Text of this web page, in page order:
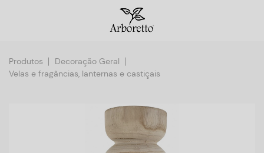
Produtos
Decoração Geral
Velas e fragâncias, lanternas e castiçais